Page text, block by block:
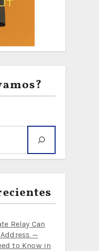
Relay Can
Address —
to Know in